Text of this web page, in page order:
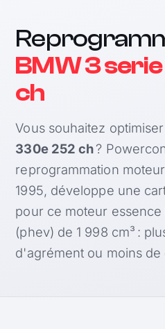
BMW 3
ch
Vous souhaitez
330e 252 ch?
reprogrammation
1995, développe une
pour ce moteur
(phev) de 1 998 cm³ :
d'agrément ou moins de